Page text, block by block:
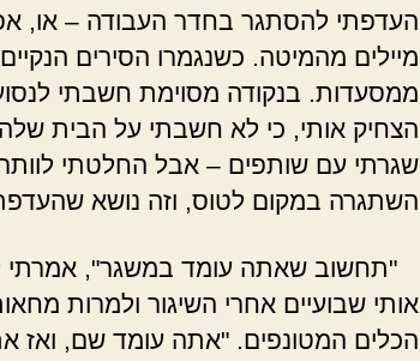
העדפתי להסתגר בחדר העבודה – או,
מיילים מהמיטה. כשנגמרו הסירים
ממסעדות. בנקודה מסוימת חשבתי
הצחיק אותי, כי לא חשבתי על הבית
שגרתי עם שותפים – אבל החלטתי
השתגרה במקום לטוס, וזה נושא
"תחשוב שאתה עומד במשגר",
אותי שבועיים אחרי השיגור ולמרות
הכלים המטונפים. "אתה עומד שם, ואז